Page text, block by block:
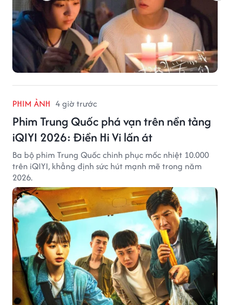
PHIM ẢNH 4 giờ trước
Phim Trung Quốc phá vạn trên nền tảng
iQIYI 2026: Điền Hi Vi lấn át
Ba bộ phim Trung Quốc chinh phục mốc nhiệt 10.000
trên iQIYI, khẳng định sức hút mạnh mẽ trong năm
2026.